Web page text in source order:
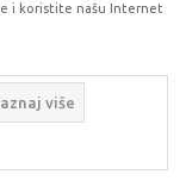
moguće, ali ne
navedeni u okrviru
Svi artikli prikazani na
su dostupni u svakom
i koristite našu Internet
više